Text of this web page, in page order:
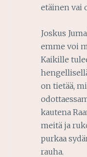
etäinen vai
Joskus
emme voi
Kaikille
on tietää,
kautena
meitä ja
purkaa
rauha.